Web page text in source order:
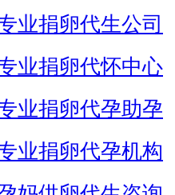
业捐卵代生公司
业捐卵代怀中心
业捐卵代孕助孕
业捐卵代孕机构